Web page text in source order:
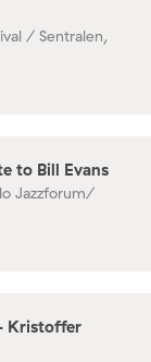
/ Sentralen,
to Bill Evans
Jazzforum/
Kristoffer